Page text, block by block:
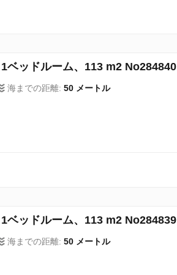
ッドルーム、113 m2 No284840
海までの距離: 50 メートル
ッドルーム、113 m2 No284839
海までの距離: 50 メートル